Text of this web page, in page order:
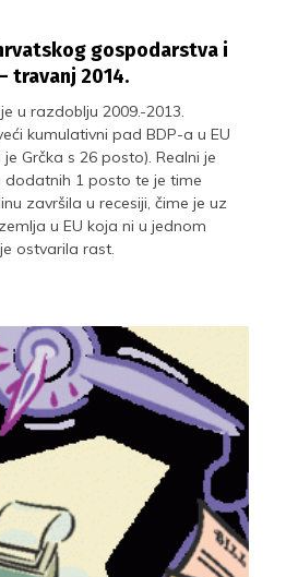
gospodarstva i
travanj 2014.
u razdoblju 2009.-2013.
kumulativni pad BDP-a u EU
Grčka s 26 posto). Realni je
dodatnih 1 posto te je time
završila u recesiji, čime je uz
u EU koja ni u jednom
ostvarila rast.